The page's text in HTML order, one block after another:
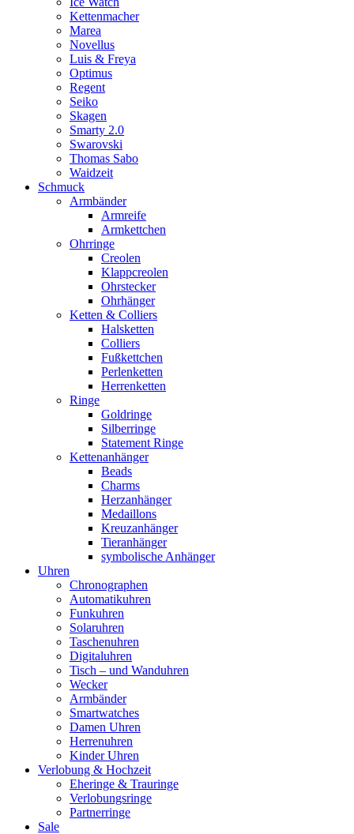
Kettenmacher
Marea
Novellus
Luis & Freya
Optimus
Regent
Seiko
Skagen
Smarty 2.0
Swarovski
Thomas Sabo
Waidzeit
Schmuck
Armbänder
Armreife
Armkettchen
Ohrringe
Creolen
Klappcreolen
Ohrstecker
Ohrhänger
Ketten & Colliers
Halsketten
Colliers
Fußkettchen
Perlenketten
Herrenketten
Ringe
Goldringe
Silberringe
Statement Ringe
Kettenanhänger
Beads
Charms
Herzanhänger
Medaillons
Kreuzanhänger
Tieranhänger
symbolische Anhänger
Uhren
Chronographen
Automatikuhren
Funkuhren
Solaruhren
Taschenuhren
Digitaluhren
Tisch – und Wanduhren
Wecker
Armbänder
Smartwatches
Damen Uhren
Herrenuhren
Kinder Uhren
Verlobung & Hochzeit
Eheringe & Trauringe
Verlobungsringe
Partnerringe
Sale